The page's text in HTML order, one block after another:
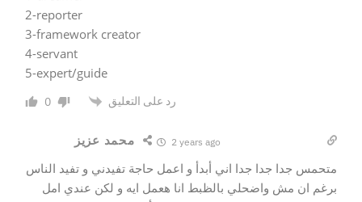
2-reporter
3-framework creator
4-servant
5-expert/guide
0 رد على التعليق
محمد عزيز 2 years ago
متحمس جدا جدا جدا اني أبدأ و اعمل حاجة تفيدني و تفيد الناس
برغم ان مش واضحلي بالظبط انا هعمل ايه و لكن عندي امل